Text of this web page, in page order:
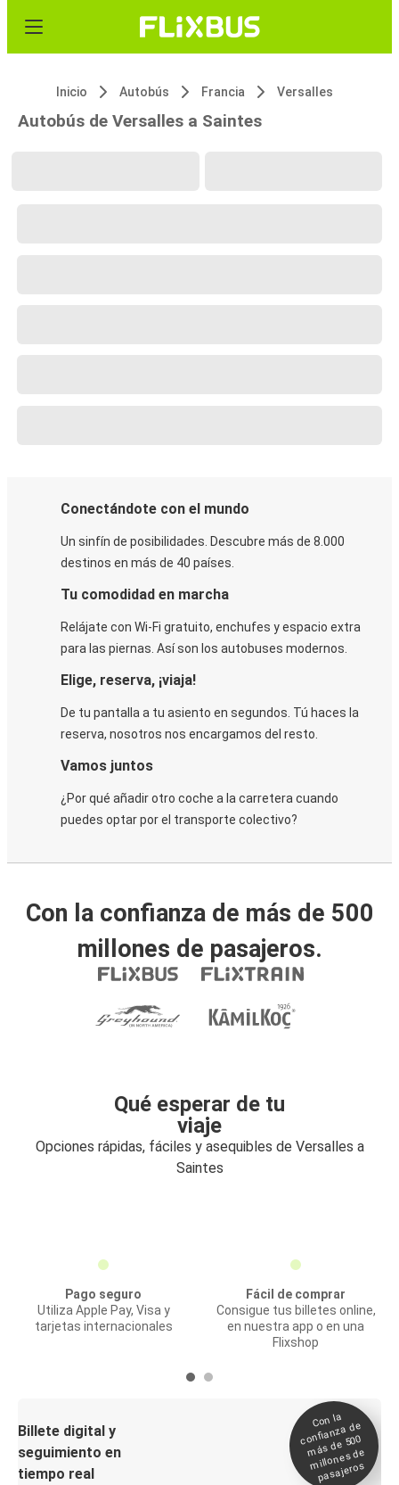
Inicio Autobús Francia Versalles
Autobús de Versalles a Saintes
Conectándote con el mundo
Un sinfín de posibilidades. Descubre más de 8.000
destinos en más de 40 países.
Tu comodidad en marcha
Relájate con Wi-Fi gratuito, enchufes y espacio extra
para las piernas. Así son los autobuses modernos.
Elige, reserva, ¡viaja!
De tu pantalla a tu asiento en segundos. Tú haces la
reserva, nosotros nos encargamos del resto.
Vamos juntos
¿Por qué añadir otro coche a la carretera cuando
puedes optar por el transporte colectivo?
Con la confianza de más de 500
millones de pasajeros.
Qué esperar de tu
viaje
Opciones rápidas, fáciles y asequibles de Versalles a
Saintes
Pago seguro
Utiliza Apple Pay, Visa y
tarjetas internacionales
Fácil de comprar
Consigue tus billetes online,
en nuestra app o en una
Flixshop
Billete digital y
seguimiento en
tiempo real
Con la
confianza de
más de 500
millones de
pasajeros